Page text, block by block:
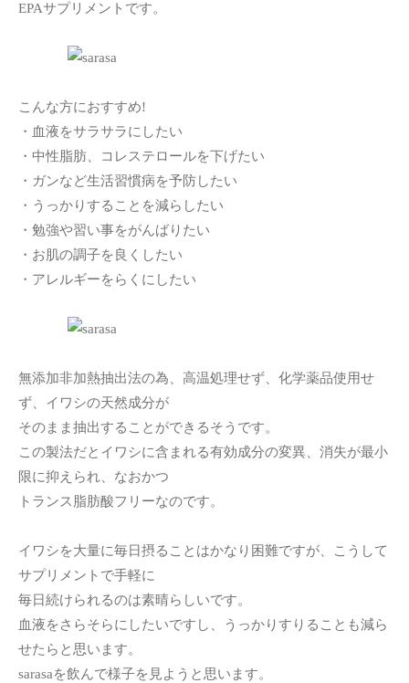
EPAサプリメントです。
こんな方におすすめ!
・血液をサラサラにしたい
・中性脂肪、コレステロールを下げたい
・ガンなど生活習慣病を予防したい
・うっかりすることを減らしたい
・勉強や習い事をがんばりたい
・お肌の調子を良くしたい
・アレルギーをらくにしたい
無添加非加熱抽出法の為、高温処理せず、化学薬品使用せ
ず、イワシの天然成分が
そのまま抽出することができるそうです。
この製法だとイワシに含まれる有効成分の変異、消失が最小
限に抑えられ、なおかつ
トランス脂肪酸フリーなのです。
イワシを大量に毎日摂ることはかなり困難ですが、こうして
サプリメントで手軽に
毎日続けられるのは素晴らしいです。
血液をさらそらにしたいですし、うっかりすりることも減ら
せたらと思います。
sarasaを飲んで様子を見ようと思います。